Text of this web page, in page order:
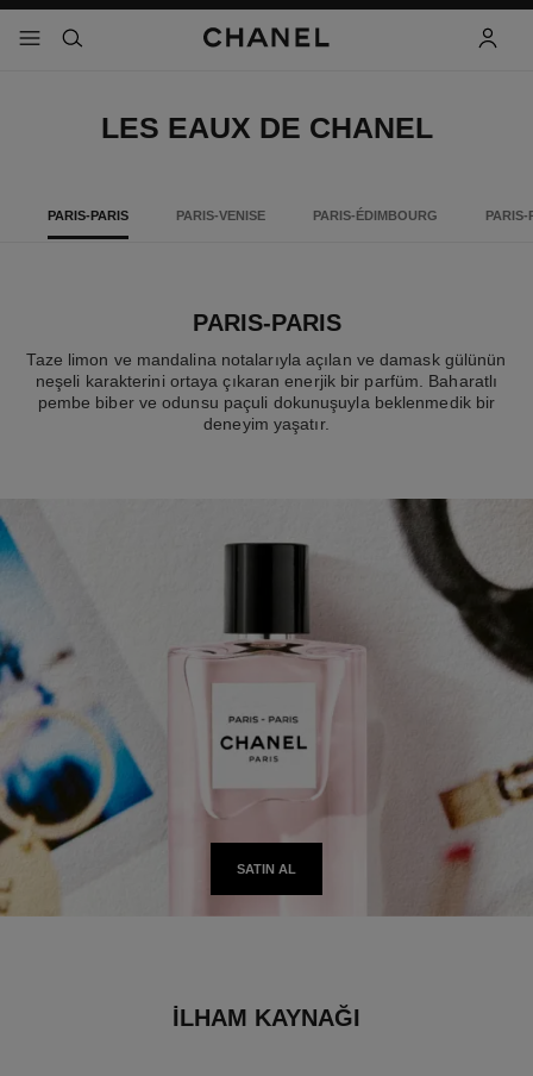
menü - ana gezinti
- ana gezinti menüsü
arama hesap
LES EAUX DE CHANEL
PARIS-PARIS PARIS-VENISE PARIS-ÉDIMBOURG PARIS-
PARIS-PARIS
Taze limon ve mandalina notalarıyla açılan ve damask gülünün
neşeli karakterini ortaya çıkaran enerjik bir parfüm. Baharatlı
pembe biber ve odunsu paçuli dokunuşuyla beklenmedik bir
deneyim yaşatır.
SATIN AL
İLHAM KAYNAĞI